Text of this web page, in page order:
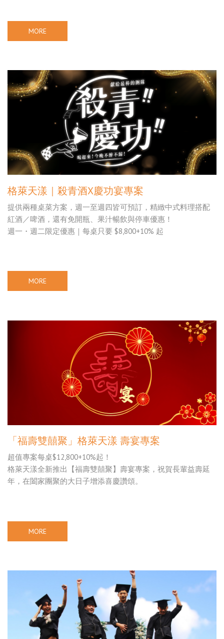
MORE
格萊天漾｜殺青酒X慶功宴專案
提供兩種桌菜方案，週一至週四皆可預訂，精緻中式料理搭配
紅酒／啤酒，還有免開瓶、果汁暢飲與停車優惠！
週一・週二限定優惠｜每桌只要 $8,800+10% 起
MORE
「福壽雙囍聚」格萊天漾 壽宴專案
超值專案每桌$12,800+10%起！
格萊天漾全新推出【福壽雙囍聚】壽宴專案，祝賀長輩益壽延
年，在闔家團聚的大日子增添喜慶讚頌。
MORE